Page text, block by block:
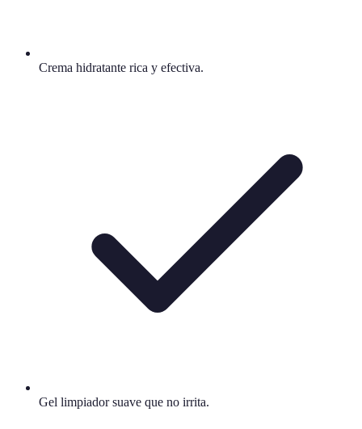
Crema hidratante rica y efectiva.
Gel limpiador suave que no irrita.